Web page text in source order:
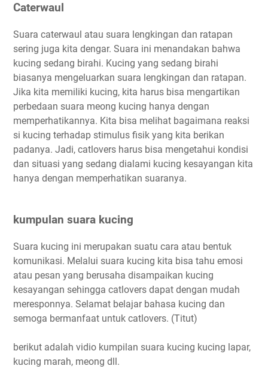
Caterwaul
Suara caterwaul atau suara lengkingan dan ratapan
sering juga kita dengar. Suara ini menandakan bahwa
kucing sedang birahi. Kucing yang sedang birahi
biasanya mengeluarkan suara lengkingan dan ratapan.
Jika kita memiliki kucing, kita harus bisa mengartikan
perbedaan suara meong kucing hanya dengan
memperhatikannya. Kita bisa melihat bagaimana reaksi
si kucing terhadap stimulus fisik yang kita berikan
padanya. Jadi, catlovers harus bisa mengetahui kondisi
dan situasi yang sedang dialami kucing kesayangan kita
hanya dengan memperhatikan suaranya.
kumpulan suara kucing
Suara kucing ini merupakan suatu cara atau bentuk
komunikasi. Melalui suara kucing kita bisa tahu emosi
atau pesan yang berusaha disampaikan kucing
kesayangan sehingga catlovers dapat dengan mudah
meresponnya. Selamat belajar bahasa kucing dan
semoga bermanfaat untuk catlovers. (Titut)
berikut adalah vidio kumpilan suara kucing kucing lapar,
kucing marah, meong dll.